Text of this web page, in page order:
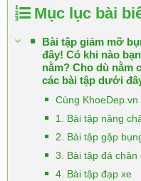
Mục lục bài
Bài tập giảm mỡ
đây! Có khi nào
nằm? Cho dù nằm
các bài tập dưới
Cùng
1. Bài tập nâng
2. Bài tập gập
3. Bài tập đá chân
4. Bài tập đạp xe